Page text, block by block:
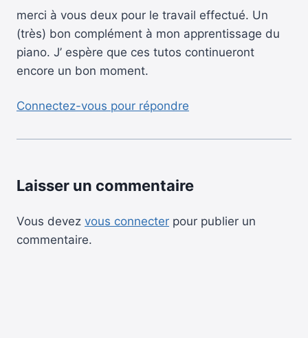
merci à vous deux pour le travail effectué. Un
(très) bon complément à mon apprentissage du
piano. J’ espère que ces tutos continueront
encore un bon moment.
Connectez-vous pour répondre
Laisser un commentaire
Vous devez vous connecter pour publier un
commentaire.